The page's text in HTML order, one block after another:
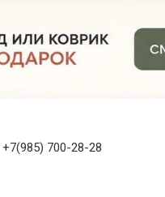
+7(985) 700-28-28